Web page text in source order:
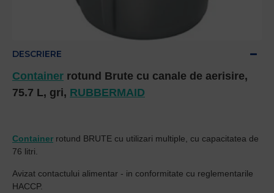
DESCRIERE
Container rotund Brute cu canale de aerisire,
75.7 L, gri, RUBBERMAID
Container rotund BRUTE cu utilizari multiple, cu capacitatea de
76 litri.
Avizat contactului alimentar - in conformitate cu reglementarile
HACCP.